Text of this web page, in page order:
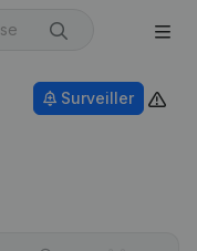
Surveiller